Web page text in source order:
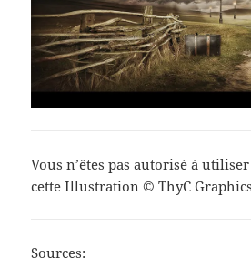
Vous n’êtes pas autorisé à
cette Illustration © ThyC
Sources: